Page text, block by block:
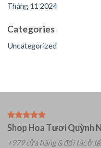
Tháng 11 2024
Categories
Uncategorized
Shop Hoa Tươi Quỳnh
+979 cửa hàng & đối tác ở